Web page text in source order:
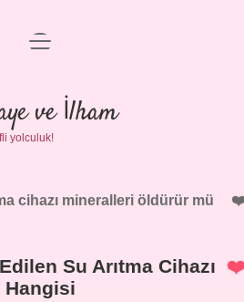
Anasayfa
Politikası
Yasal Uyarı
menüyü
ve İlham
yolculuk!
cihazı mineralleri öldürür mü
Su Arıtma Cihazı
Hangisi